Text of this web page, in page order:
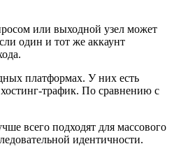
или выходной узел может
один и тот же аккаунт
платформах. У них есть
трафик. По сравнению с
всего подходят для массового
идентичности.